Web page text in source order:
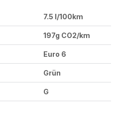
7.5 l/100km
197g CO2/km
Euro 6
Grün
G